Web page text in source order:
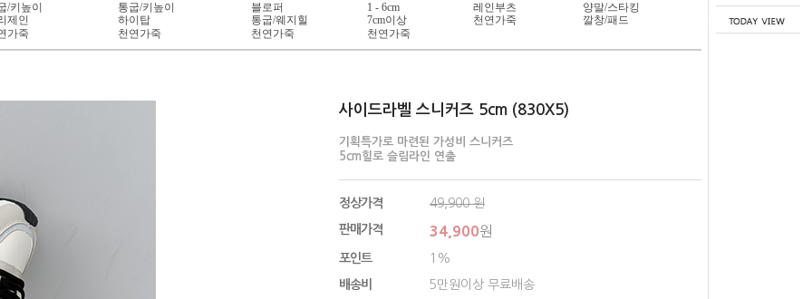
/키높이
제인
가죽
통굽/키높이
하이탑
천연가죽
블로퍼
통굽/웨지힐
천연가죽
1 - 6cm
7cm이상
천연가죽
레인부츠
천연가죽
양말/스타킹
깔창/패드
사이드라벨 스니커즈 5cm (830X5)
기획특가로 마련된 가성비 스니커즈
5cm힐로 슬림라인 연출
정상가격 49,900원
판매가격 34,900원
포인트 1%
배송비 5만원이상 무료배송